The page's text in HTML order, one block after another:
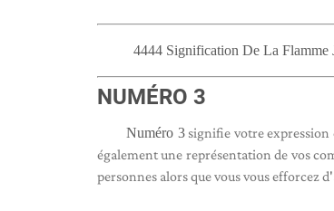
4444 Signification De La Flamme
NUMÉRO 3
Numéro 3signifie votre expression
également une représentation de vos
personnes alors que vous vous efforcez